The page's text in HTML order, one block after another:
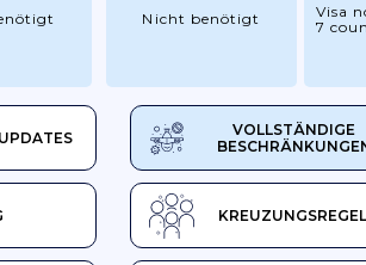
VOLLSTÄNDIGE
Nicht benötigt
Visa
7